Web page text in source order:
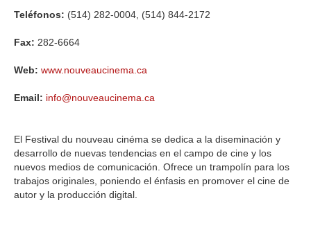
Teléfonos: (514) 282-0004, (514) 844-2172
Fax: 282-6664
Web: www.nouveaucinema.ca
Email: info@nouveaucinema.ca
El Festival du nouveau cinéma se dedica a la diseminación y
desarrollo de nuevas tendencias en el campo de cine y los
nuevos medios de comunicación. Ofrece un trampolín para los
trabajos originales, poniendo el énfasis en promover el cine de
autor y la producción digital.